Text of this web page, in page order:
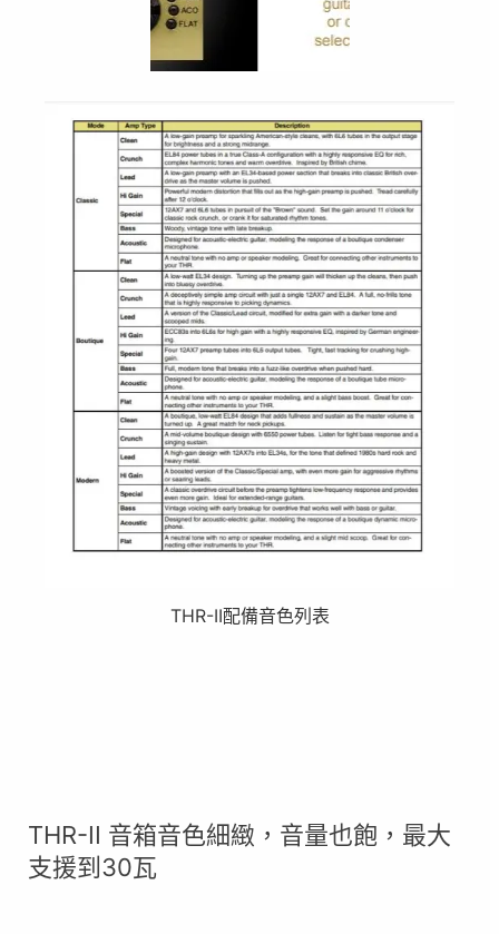
THR-II配備音色列表
THR-II 音箱音色細緻，音量也飽，最大
支援到30瓦